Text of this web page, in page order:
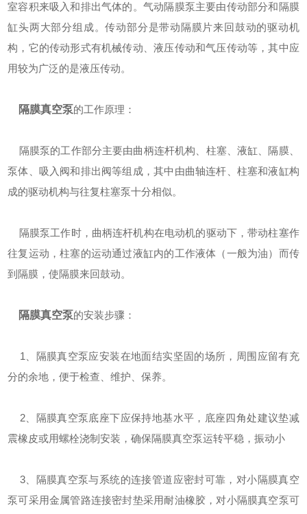
室容积来吸入和排出气体的。气动隔膜泵主要由传动部分和隔膜
缸头两大部分组成。传动部分是带动隔膜片来回鼓动的驱动机
构，它的传动形式有机械传动、液压传动和气压传动等，其中应
用较为广泛的是液压传动。
隔膜真空泵的工作原理：
隔膜泵的工作部分主要由曲柄连杆机构、柱塞、液缸、隔膜、
泵体、吸入阀和排出阀等组成，其中由曲轴连杆、柱塞和液缸构
成的驱动机构与往复柱塞泵十分相似。
隔膜泵工作时，曲柄连杆机构在电动机的驱动下，带动柱塞作
往复运动，柱塞的运动通过液缸内的工作液体（一般为油）而传
到隔膜，使隔膜来回鼓动。
隔膜真空泵的安装步骤：
1、隔膜真空泵应安装在地面结实坚固的场所，周围应留有充
分的余地，便于检查、维护、保养。
2、隔膜真空泵底座下应保持地基水平，底座四角处建议垫减
震橡皮或用螺栓浇制安装，确保隔膜真空泵运转平稳，振动小
3、隔膜真空泵与系统的连接管道应密封可靠，对小隔膜真空
泵可采用金属管路连接密封垫采用耐油橡胶，对小隔膜真空泵可